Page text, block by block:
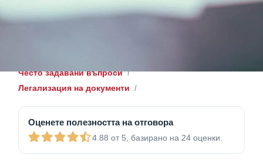
Често задавани въпроси
Легализация на документи
Оценете полезността на отговора
4.88 от 5, базирано на 24 оценки.